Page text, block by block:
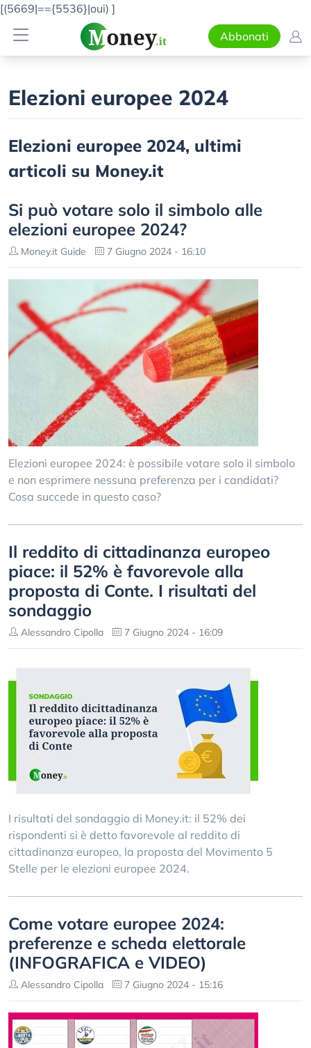
[(5669|=={5536}|oui) ]
Abbonati
Elezioni europee 2024
Elezioni europee 2024, ultimi
articoli su Money.it
Si può votare solo il simbolo alle
elezioni europee 2024?
Money.it Guide 7 Giugno 2024 - 16:10
Elezioni europee 2024: è possibile votare solo il simbolo
e non esprimere nessuna preferenza per i candidati?
Cosa succede in questo caso?
Il reddito di cittadinanza europeo
piace: il 52% è favorevole alla
proposta di Conte. I risultati del
sondaggio
Alessandro Cipolla 7 Giugno 2024 - 16:09
I risultati del sondaggio di Money.it: il 52% dei
rispondenti si è detto favorevole al reddito di
cittadinanza europeo, la proposta del Movimento 5
Stelle per le elezioni europee 2024.
Come votare europee 2024:
preferenze e scheda elettorale
(INFOGRAFICA e VIDEO)
Alessandro Cipolla 7 Giugno 2024 - 15:16